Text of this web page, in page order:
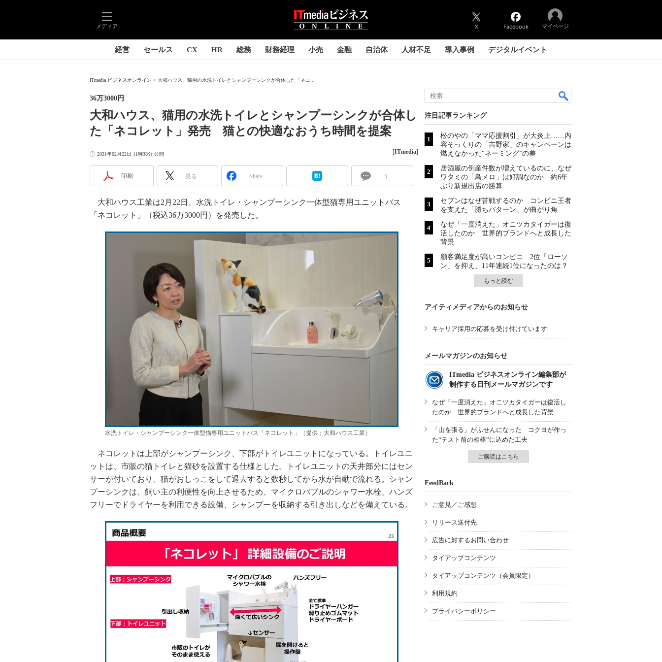
メディア X Facebook マイページ
経営 セールス CX HR 総務 財務経理 小売 金融 自治体 人材不足 導入事例 デジタルイベント
ITmedia ビジネスオンライン 大和ハウス、猫用の水洗トイレとシャンプーシンクが合体した「ネコ...
大和ハウス、猫用の水洗トイレとシャンプーシンクが合体し
た「ネコレット」発売 猫との快適なおうち時間を提案
36万3000円
2021年02月22日 11時38分 公開 [ITmedia]
印刷 見る Share 5
大和ハウス工業は2月22日、水洗トイレ・シャンプーシンク一体型猫専用ユニットバス
「ネコレット」（税込36万3000円）を発売した。
水洗トイレ・シャンプーシンク一体型猫専用ユニットバス「ネコレット」（提供：大和ハウス工業）
ネコレットは上部がシャンプーシンク、下部がトイレユニットになっている。トイレユニ
ットは、市販の猫トイレと猫砂を設置する仕様とした。トイレユニットの天井部分にはセン
サーが付いており、猫がおしっこをして退去すると数秒してから水が自動で流れる。シャン
プーシンクは、飼い主の利便性を向上させるため、マイクロバブルのシャワー水栓、ハンズ
フリーでドライヤーを利用できる設備、シャンプーを収納する引き出しなどを備えている。
注目記事ランキング
松のやの「ママ応援割引」が大炎上……内
容そっくりの「吉野家」のキャンペーンは
燃えなかった“ネーミング”の差
居酒屋の倒産件数が増えているのに、なぜ
ワタミの「鳥メロ」は好調なのか 約6年
ぶり新規出店の勝算
セブンはなぜ苦戦するのか コンビニ王者
を支えた「勝ちパターン」が曲がり角
なぜ「一度消えた」オニツカタイガーは復
活したのか 世界的ブランドへと成長した
背景
顧客満足度が高いコンビニ 2位「ローソ
ン」を抑え、11年連続1位になったのは？
もっと読む
アイティメディアからのお知らせ
キャリア採用の応募を受け付けています
メールマガジンのお知らせ
ITmedia ビジネスオンライン編集部が
制作する日刊メールマガジンです
なぜ「一度消えた」オニツカタイガーは復活し
たのか 世界的ブランドへと成長した背景
「山を張る」がふせんになった コクヨが作っ
た“テスト前の相棒”に込めた工夫
ご購読はこちら
FeedBack
ご意見／ご感想
リリース送付先
広告に対するお問い合わせ
タイアップコンテンツ
タイアップコンテンツ（会員限定）
利用規約
プライバシーポリシー